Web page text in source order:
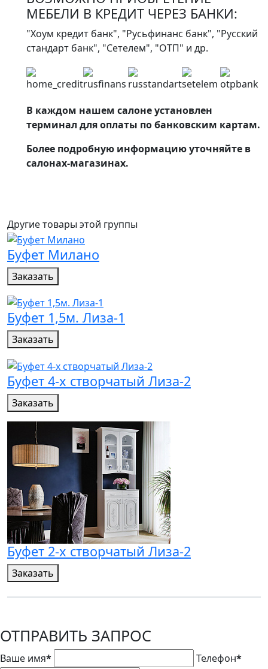
МЕБЕЛИ В КРЕДИТ ЧЕРЕЗ БАНКИ:
"Хоум кредит банк", "Русьфинанс банк", "Русский
стандарт банк", "Сетелем", "ОТП" и др.
В каждом нашем салоне установлен
терминал для оплаты по банковским картам.
Более подробную информацию уточняйте в
салонах-магазинах.
Другие товары этой группы
Буфет Милано
Заказать
Буфет 1,5м. Лиза-1
Заказать
Буфет 4-х створчатый Лиза-2
Заказать
Буфет 2-х створчатый Лиза-2
Заказать
ОТПРАВИТЬ ЗАПРОС
Ваше имя* Телефон*